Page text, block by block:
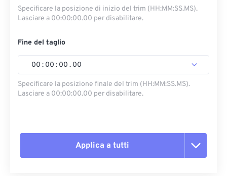
Specificare la posizione di inizio del trim (HH:MM:SS.MS).
Lasciare a 00:00:00.00 per disabilitare.
Fine del taglio
00 : 00 : 00 . 00
Specificare la posizione finale del trim (HH:MM:SS.MS).
Lasciare a 00:00:00.00 per disabilitare.
Applica a tutti